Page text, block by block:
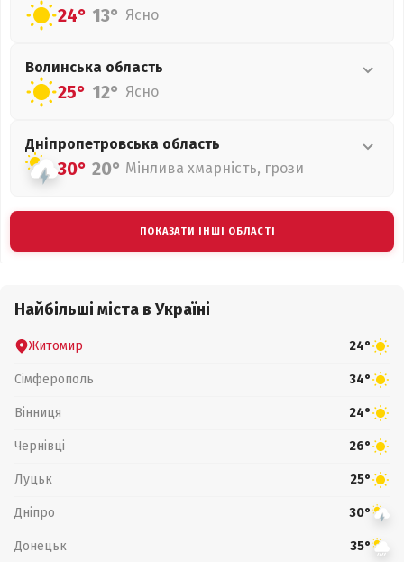
24° 13° Ясно
Волинська область
25° 12° Ясно
Дніпропетровська область
30° 20° Мінлива хмарність, грози
ПОКАЗАТИ ІНШІ ОБЛАСТІ
Найбільші міста в Україні
Житомир 24°
Сімферополь 34°
Вінниця 24°
Чернівці 26°
Луцьк 25°
Дніпро 30°
Донецьк 35°